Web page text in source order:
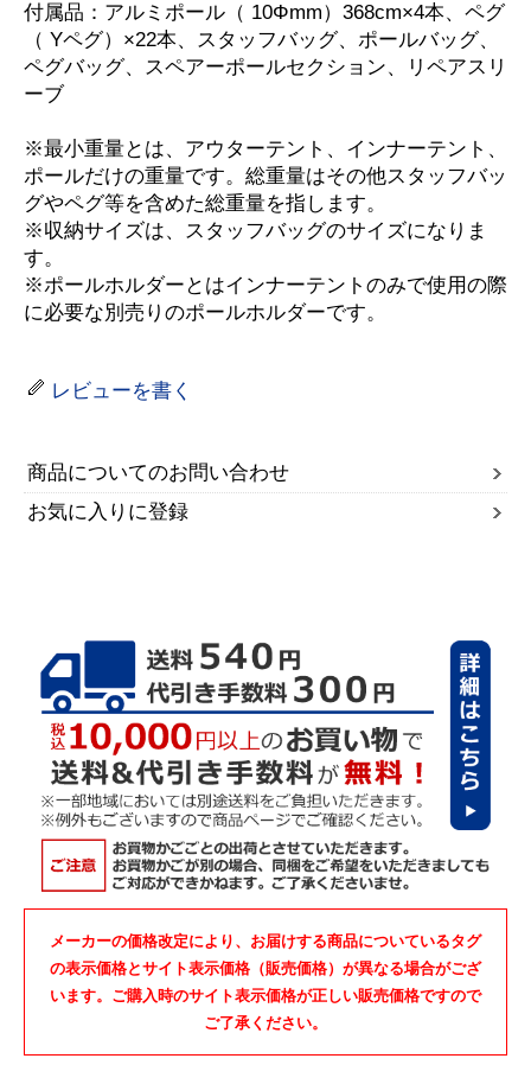
付属品：アルミポール（ 10Φmm）368cm×4本、ペグ
（ Yペグ）×22本、スタッフバッグ、ポールバッグ、
ペグバッグ、スペアーポールセクション、リペアスリ
ーブ
※最小重量とは、アウターテント、インナーテント、
ポールだけの重量です。総重量はその他スタッフバッ
グやペグ等を含めた総重量を指します。
※収納サイズは、スタッフバッグのサイズになりま
す。
※ポールホルダーとはインナーテントのみで使用の際
に必要な別売りのポールホルダーです。
レビューを書く
商品についてのお問い合わせ
お気に入りに登録
メーカーの価格改定により、お届けする商品についているタグ
の表示価格とサイト表示価格（販売価格）が異なる場合がござ
います。ご購入時のサイト表示価格が正しい販売価格ですので
ご了承ください。